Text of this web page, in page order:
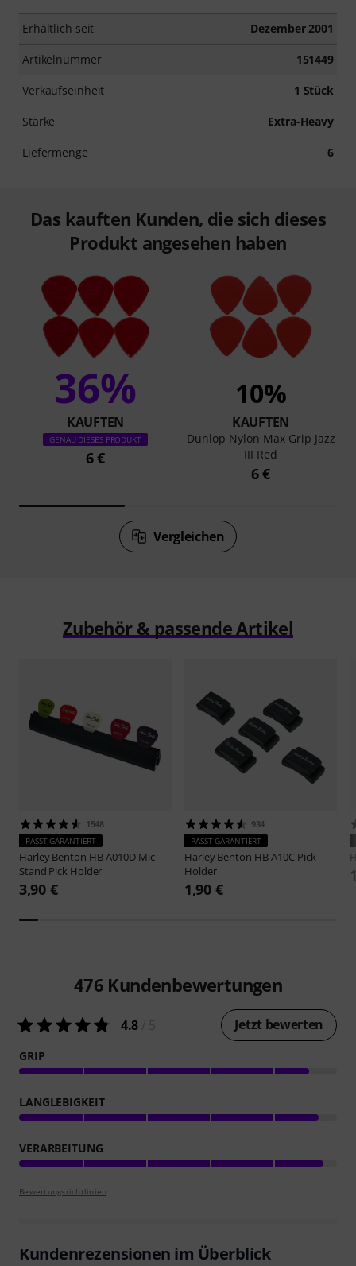
Erhältlich seit Dezember 2001
Artikelnummer 151449
Verkaufseinheit 1 Stück
Stärke Extra-Heavy
Liefermenge 6
Das kauften Kunden, die sich dieses
Produkt angesehen haben
36%
KAUFTEN
GENAU DIESES PRODUKT
6 €
10%
KAUFTEN
Dunlop Nylon Max Grip Jazz
III Red
6 €
Vergleichen
Zubehör & passende Artikel
1548
PASST GARANTIERT
Harley Benton HB-A010D Mic
Stand Pick Holder
3,90 €
934
PASST GARANTIERT
Harley Benton HB-A10C Pick
Holder
1,90 €
476 Kundenbewertungen
4.8 Jetzt bewerten
GRIP
LANGLEBIGKEIT
VERARBEITUNG
Bewertungsrichtlinien
Kundenrezensionen im Überblick